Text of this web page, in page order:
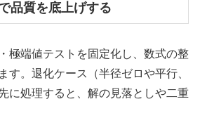
品質を底上げする
極端値テストを固定化し、数式の整
す。退化ケース（半径ゼロや平行、
に処理すると、解の見落としや二重